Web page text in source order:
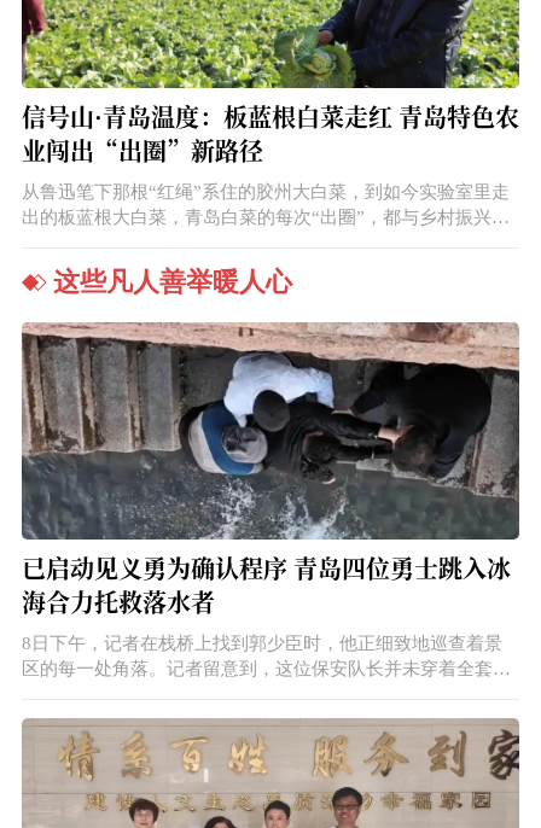
信号山·青岛温度：板蓝根白菜走红 青岛特色农
业闯出“出圈”新路径
从鲁迅笔下那根“红绳”系住的胶州大白菜，到如今实验室里走
出的板蓝根大白菜，青岛白菜的每次“出圈”，都与乡村振兴的
后者则以“科技 药食智慧”开辟新赛道，精准切入当代健康消费
潮流。这些凡人善举暖人心
已启动见义勇为确认程序 青岛四位勇士跳入冰
海合力托救落水者
8日下午，记者在栈桥上找到郭少臣时，他正细致地巡查着景
区的每一处角落。记者留意到，这位保安队长并未穿着全套制
湿透了。